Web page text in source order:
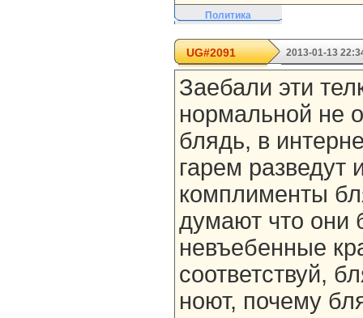
Политика
UG#2091 2013-01-13
Заебали эти
нормальной не
блядь, в
гарем разведут
комплименты
думают что они
невъебенные
соответствуй,
ноют, почему